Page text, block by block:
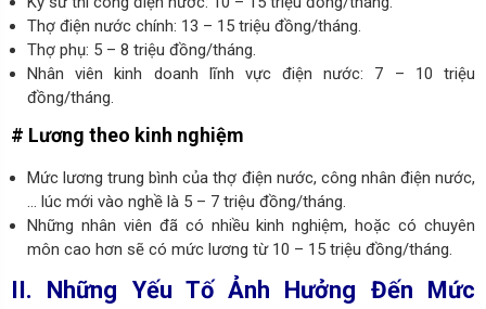
Thợ điện nước chính: 13 – 15 triệu đồng/tháng.
Thợ phụ: 5 – 8 triệu đồng/tháng.
Nhân viên kinh doanh lĩnh vực điện nước: 7 – 10 triệu
đồng/tháng.
# Lương theo kinh nghiệm
Mức lương trung bình của thợ điện nước, công nhân điện nước,
… lúc mới vào nghề là 5 – 7 triệu đồng/tháng.
Những nhân viên đã có nhiều kinh nghiệm, hoặc có chuyên
môn cao hơn sẽ có mức lương từ 10 – 15 triệu đồng/tháng.
II. Những Yếu Tố Ảnh Hưởng Đến Mức